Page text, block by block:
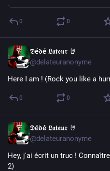
0 0
𝕯é𝖉é 𝕷𝖆𝖙𝖊𝖚𝖗 🤘
@delateuranonyme
Here I am ! (Rock you like a
0 0
𝕯é𝖉é 𝕷𝖆𝖙𝖊𝖚𝖗 🤘
@delateuranonyme
Hey, j'ai écrit un truc !
2)